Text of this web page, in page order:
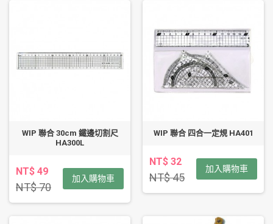
WIP 聯合 30cm 鐵邊切割尺
HA300L
NT$ 49
NT$ 70
加入購物車
WIP 聯合 四合一定規 HA401
NT$ 32
NT$ 45
加入購物車